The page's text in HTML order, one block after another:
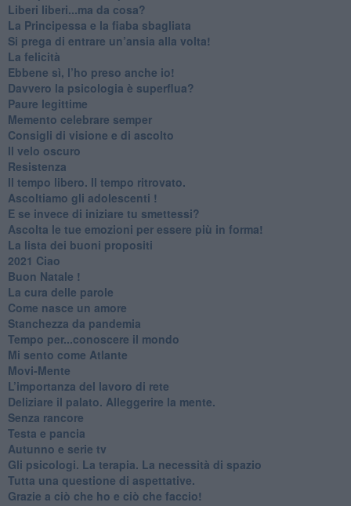
​Liberi liberi...ma da cosa?
​La Principessa e la fiaba sbagliata
Si prega di entrare un’ansia alla volta!
​La felicità
​Ebbene sì, l’ho preso anche io!
​Davvero la psicologia è superflua?
Paure legittime
​Memento celebrare semper
​Consigli di visione e di ascolto
​Il velo oscuro
Resistenza
​Il tempo libero. Il tempo ritrovato.
Ascoltiamo gli adolescenti !
​E se invece di iniziare tu smettessi?
​Ascolta le tue emozioni per essere più in forma!
​La lista dei buoni propositi
2021 Ciao
Buon Natale !
​La cura delle parole
​Come nasce un amore
Stanchezza da pandemia
​Tempo per...conoscere il mondo
​Mi sento come Atlante
​Movi-Mente
​L’importanza del lavoro di rete
​Deliziare il palato. Alleggerire la mente.
​Senza rancore
​Testa e pancia
​Autunno e serie tv
​Gli psicologi. La terapia. La necessità di spazio
​Tutta una questione di aspettative.
​Grazie a ciò che ho e ciò che faccio!